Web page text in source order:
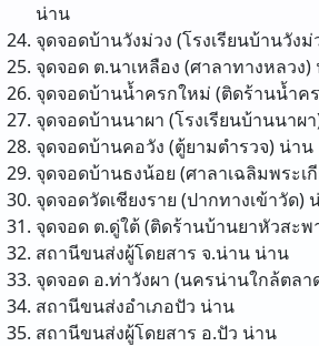
น่าน
จุดจอดบ้านวังม่วง (โรงเรียนบ้านวังม่
จุดจอด ต.นาเหลือง (ศาลาทางหลวง)
จุดจอดบ้านน้ำครกใหม่ (ติดร้านน้ำค
จุดจอดบ้านนาผา (โรงเรียนบ้านนาผ
จุดจอดบ้านคอวัง (ตู้ยามตำรวจ) น่าน
จุดจอดบ้านธงน้อย (ศาลาเฉลิมพระเ
จุดจอดวัดเชียงราย (ปากทางเข้าวัด)
จุดจอด ต.ดู่ใต้ (ติดร้านบ้านยาหัวสะพ
สถานีขนส่งผู้โดยสาร จ.น่าน น่าน
จุดจอด อ.ท่าวังผา (นครน่านใกล้ตลา
สถานีขนส่งอำเภอปัว น่าน
สถานีขนส่งผู้โดยสาร อ.ปัว น่าน